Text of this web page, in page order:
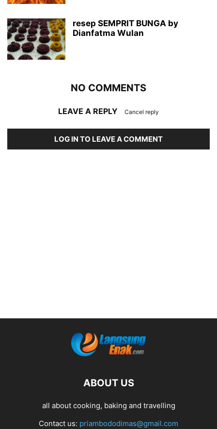
resep SEMPRIT BUNGA by
Dianfatma Wulan
NO COMMENTS
LEAVE A REPLY Cancel reply
LOG IN TO LEAVE A COMMENT
ABOUT US
all about cooking, baking and travelling
Contact us: priambododimas@gmail.com